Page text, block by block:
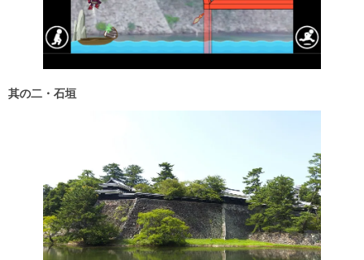
其の二・石垣